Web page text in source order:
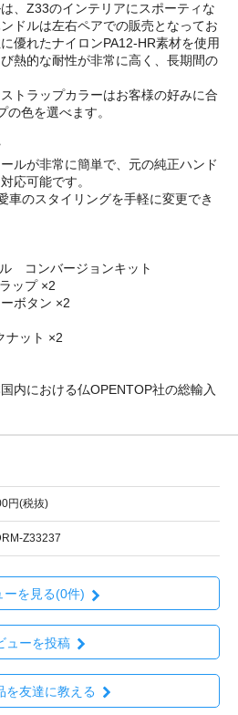
、Z33のインテリアにスポーティな
ドルは左右ペアでの販売となってお
優れたナイロンPA12-HR素材を使用
熱的な耐性が非常に高く、長期間の
トラップカラーはお客様の好みに合
色を選べます。
ルが非常に簡単で、元の純正ハンド
応可能です。
車のスタイリングを手軽に変更でき
コンバージョンキット
ップ ×2
ボタン ×2
ット ×2
内における仏OPENTOP社の総輸入
円(税抜)
Z33237
ーを見る(0件)
ューを投稿
を友達に教える